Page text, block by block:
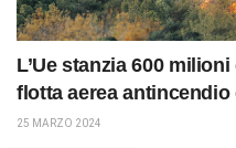
L’Ue stanzia 600
flotta aerea antincendio
25 MARZO 2024